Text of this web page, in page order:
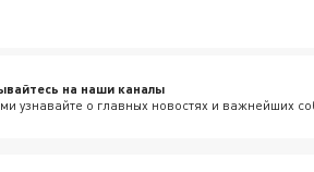
на наши каналы
узнавайте о главных новостях и важнейших